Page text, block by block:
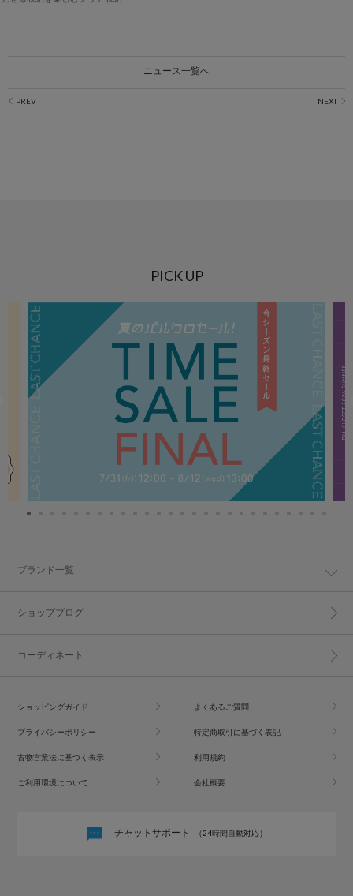
ニュース一覧へ
PICK UP
ブランド一覧
ショップブログ
コーディネート
ショッピングガイド よくあるご質問
プライバシーポリシー 特定商取引に基づく表記
古物営業法に基づく表示 利用規約
ご利用環境について 会社概要
チャットサポート （24時間自動対応）